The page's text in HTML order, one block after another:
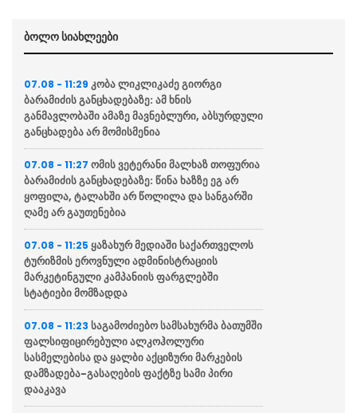
ბოლო სიახლეები
07.08 - 11:29 კობა ლიკლიკაძე გიორგი
ბარამიძის განცხადებაზე: ამ ხნის
განმავლობაში ამაზე მავნებლური, აბსურდული
განცხადება არ მომისმენია
07.08 - 11:27 ომის ვეტერანი მალხაზ თოფურია
ბარამიძის განცხადებაზე: წინა ხაზზე ეგ არ
ყოფილა, ტალახში არ წოლილა და სანგარში
ღამე არ გაუთენებია
07.08 - 11:25 ყაზახურ მედიაში საქართველოს
ტურიზმის ეროვნული ადმინისტრაციის
მარკეტინგული კამპანიის ფარგლებში
სტატიები მომზადდა
07.08 - 11:23 საგამოძიებო სამსახურმა ბათუმში
ფალსიფიცირებული ალკოჰოლური
სასმელებისა და ყალბი აქციზური მარკების
დამზადება-გასაღების ფაქტზე სამი პირი
დააკავა